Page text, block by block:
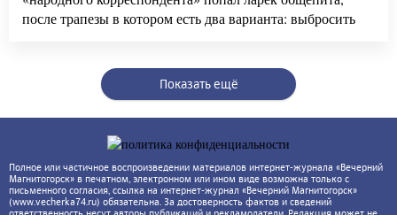
после трапезы в котором есть два варианта: выбросить
Показать ещё
Полное или частичное воспроизведении материалов интернет-журнала «Вечерний
Магнитогорск» в печатном, электронном или ином виде возможна только с
письменного согласия, ссылка на интернет-журнал «Вечерний Магнитогорск»
(www.vecherka74.ru) обязательна. За достоверность фактов и сведений